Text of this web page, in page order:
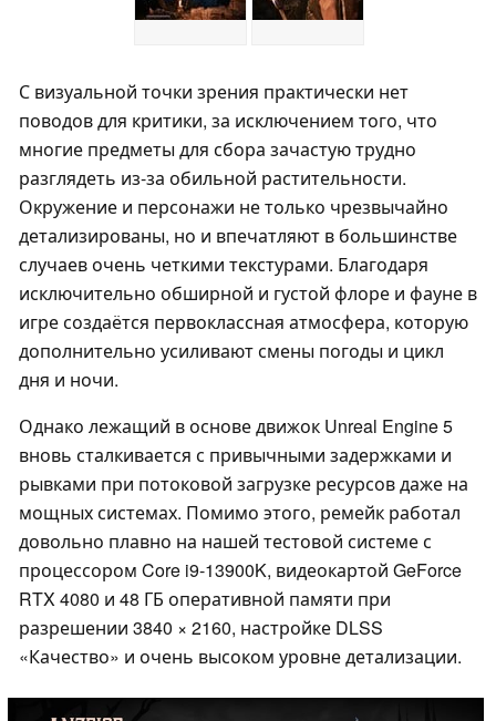
С визуальной точки зрения практически нет
поводов для критики, за исключением того, что
многие предметы для сбора зачастую трудно
разглядеть из-за обильной растительности.
Окружение и персонажи не только чрезвычайно
детализированы, но и впечатляют в большинстве
случаев очень четкими текстурами. Благодаря
исключительно обширной и густой флоре и фауне в
игре создаётся первоклассная атмосфера, которую
дополнительно усиливают смены погоды и цикл
дня и ночи.
Однако лежащий в основе движок Unreal Engine 5
вновь сталкивается с привычными задержками и
рывками при потоковой загрузке ресурсов даже на
мощных системах. Помимо этого, ремейк работал
довольно плавно на нашей тестовой системе с
процессором Core i9-13900K, видеокартой GeForce
RTX 4080 и 48 ГБ оперативной памяти при
разрешении 3840 × 2160, настройке DLSS
«Качество» и очень высоком уровне детализации.